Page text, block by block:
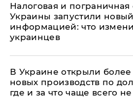
Налоговая и
Украины запустили
информацией: что
украинцев
В Украине открыли более
новых производств по
где и за что чаще всего не